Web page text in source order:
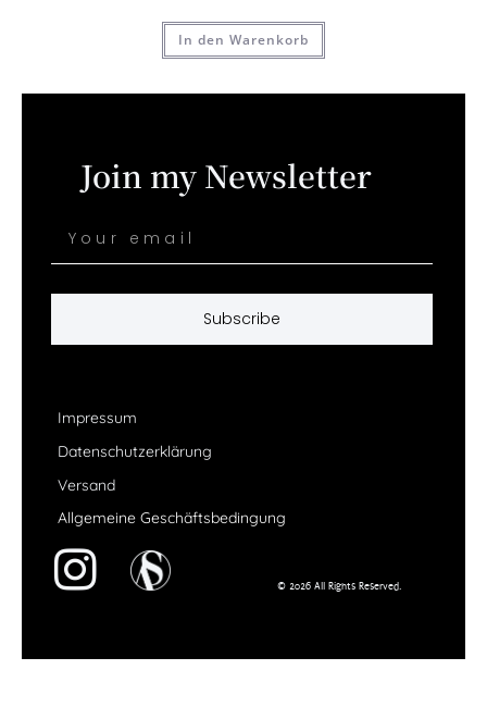
In den Warenkorb
Join my Newsletter
Subscribe
Impressum
Datenschutzerklärung
Versand
Allgemeine Geschäftsbedingung
© 2026 All Rights Reserved.